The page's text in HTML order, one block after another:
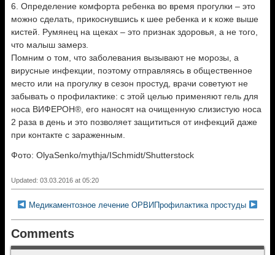
6. Определение комфорта ребенка во время прогулки – это
можно сделать, прикоснувшись к шее ребенка и к коже выше
кистей. Румянец на щеках – это признак здоровья, а не того,
что малыш замерз.
Помним о том, что заболевания вызывают не морозы, а
вирусные инфекции, поэтому отправляясь в общественное
место или на прогулку в сезон простуд, врачи советуют не
забывать о профилактике: с этой целью применяют гель для
носа ВИФЕРОН®, его наносят на очищенную слизистую носа
2 раза в день и это позволяет защититься от инфекций даже
при контакте с зараженным.
Фото: OlyaSenko/mythja/ISchmidt/Shutterstock
Updated: 03.03.2016 at 05:20
Медикаментозное лечение ОРВИ Профилактика простуды
Comments